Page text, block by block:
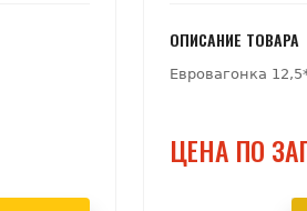
ОПИСАНИЕ ТОВАРА
Евровагонка
ЦЕНА ПО